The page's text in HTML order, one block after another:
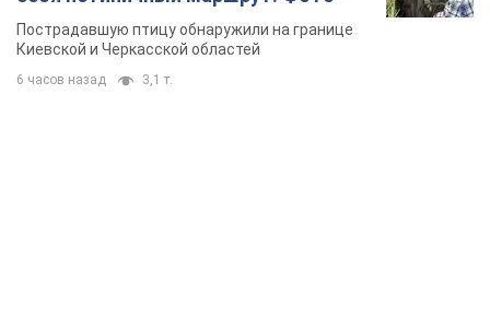
Пострадавшую птицу обнаружили на границе
Киевской и Черкасской областей
6 часов назад 3,1 т.